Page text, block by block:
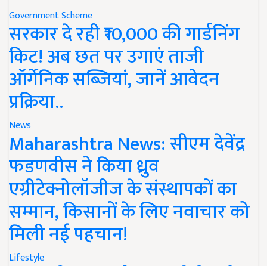
Government Scheme
सरकार दे रही ₹10,000 की गार्डनिंग
किट! अब छत पर उगाएं ताजी
ऑर्गेनिक सब्जियां, जानें आवेदन
प्रक्रिया..
News
Maharashtra News: सीएम देवेंद्र
फडणवीस ने किया ध्रुव
एग्रीटेक्नोलॉजीज के संस्थापकों का
सम्मान, किसानों के लिए नवाचार को
मिली नई पहचान!
Lifestyle